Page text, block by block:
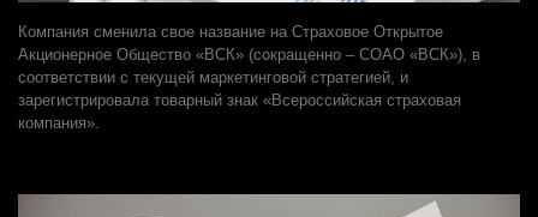
Компания сменила свое название на Страховое Открытое
Акционерное Общество «ВСК» (сокращенно – СОАО «ВСК»), в
соответствии с текущей маркетинговой стратегией, и
зарегистрировала товарный знак «Всероссийская страховая
компания».